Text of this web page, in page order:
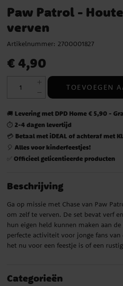
Paw Patrol -
verven
Artikelnummer: 2700001827
Prijs: € 4,90
€ 4,90
TOEVOEGEN
🚚 Levering met DPD Home € 5,90 -
⏱️ 2-4 dagen levertijd
💳 Betaal met iDEAL of achteraf met
🎈 Alles voor kinderfeestjes!
✅ Officieel gelicentieerde producten
Beschrijving
Ga op missie met Chase van Paw
om zelf te verven. De set bevat verf
hun eigen held kunnen maken aan
perfecte activiteit voor jonge fans
het nu voor een feestje is of een
Categorieën